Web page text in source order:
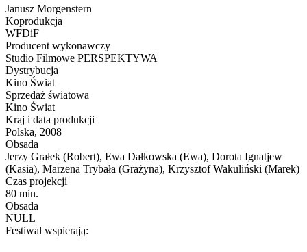
Janusz Morgenstern
Koprodukcja
WFDiF
Producent wykonawczy
Studio Filmowe PERSPEKTYWA
Dystrybucja
Kino Świat
Sprzedaż światowa
Kino Świat
Kraj i data produkcji
Polska, 2008
Obsada
Jerzy Grałek (Robert), Ewa Dałkowska (Ewa), Dorota Ignatjew
(Kasia), Marzena Trybała (Grażyna), Krzysztof Wakuliński (Marek)
Czas projekcji
80 min.
Obsada
NULL
Festiwal wspierają: